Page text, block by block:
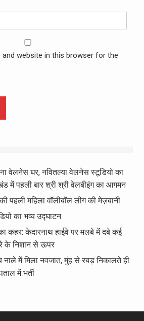
and website in this browser for the
वेलनेस घर, नवितल्या वेलनेस स्टूडियो का
में पहली बार श्री श्री वेलबीइंग का आगमन
पहली महिला वॉलीबॉल लीग की मेज़बानी
का भव्य उद्घाटन
कहर: केदारनाथ हाईवे पर मलबे में दबे कई
के निशान से ऊपर
नाले में मिला नवजात, मुंह से रबड़ निकालते ही
में भर्ती